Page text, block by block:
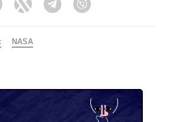
FacebookTwitter Telegram
NASA